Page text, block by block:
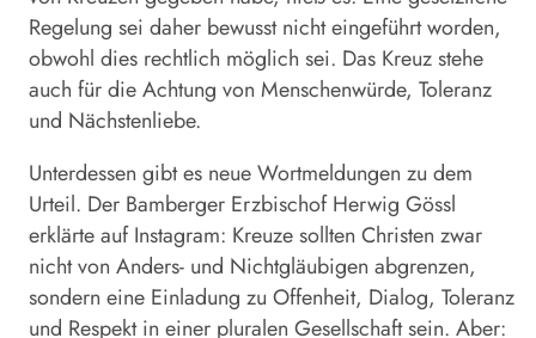
Regelung sei daher bewusst nicht eingeführt worden,
obwohl dies rechtlich möglich sei. Das Kreuz stehe
auch für die Achtung von Menschenwürde, Toleranz
und Nächstenliebe.
Unterdessen gibt es neue Wortmeldungen zu dem
Urteil. Der Bamberger Erzbischof Herwig Gössl
erklärte auf Instagram: Kreuze sollten Christen zwar
nicht von Anders- und Nichtgläubigen abgrenzen,
sondern eine Einladung zu Offenheit, Dialog, Toleranz
und Respekt in einer pluralen Gesellschaft sein. Aber: